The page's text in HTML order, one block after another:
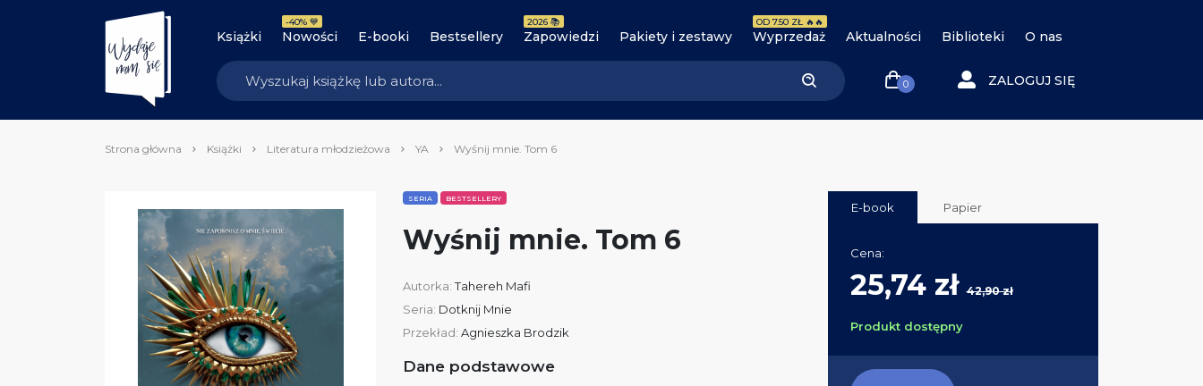
Książki Nowości
-40% 💙
E-booki Bestsellery Zapowiedzi
2026 📚
Pakiety i zestawy Wyprzedaż
OD 7.50 ZŁ 🔥🔥
Aktualności Biblioteki O nas
0 ZALOGUJ SIĘ
Strona główna Książki Literatura młodzieżowa YA Wyśnij mnie. Tom 6
SERIA BESTSELLERY
Wyśnij mnie. Tom 6
Autorka:Tahereh Mafi
Seria: Dotknij Mnie
Przekład: Agnieszka Brodzik
Dane podstawowe
E-book Papier
Cena:
25,74 zł42,90 zł
Produkt dostępny